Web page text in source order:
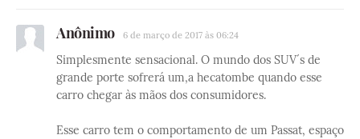
Anônimo 6 de março de 2017 às 06:24
Simplesmente sensacional. O mundo dos SUV´s de
grande porte sofrerá um,a hecatombe quando esse
carro chegar às mãos dos consumidores.
Esse carro tem o comportamento de um Passat, espaço